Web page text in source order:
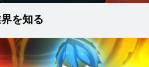
を知る